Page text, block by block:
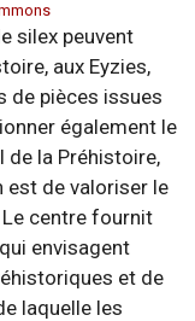
silex peuvent
aux Eyzies,
de pièces issues
également le
de la Préhistoire,
est de valoriser le
centre fournit
envisagent
et de
laquelle les